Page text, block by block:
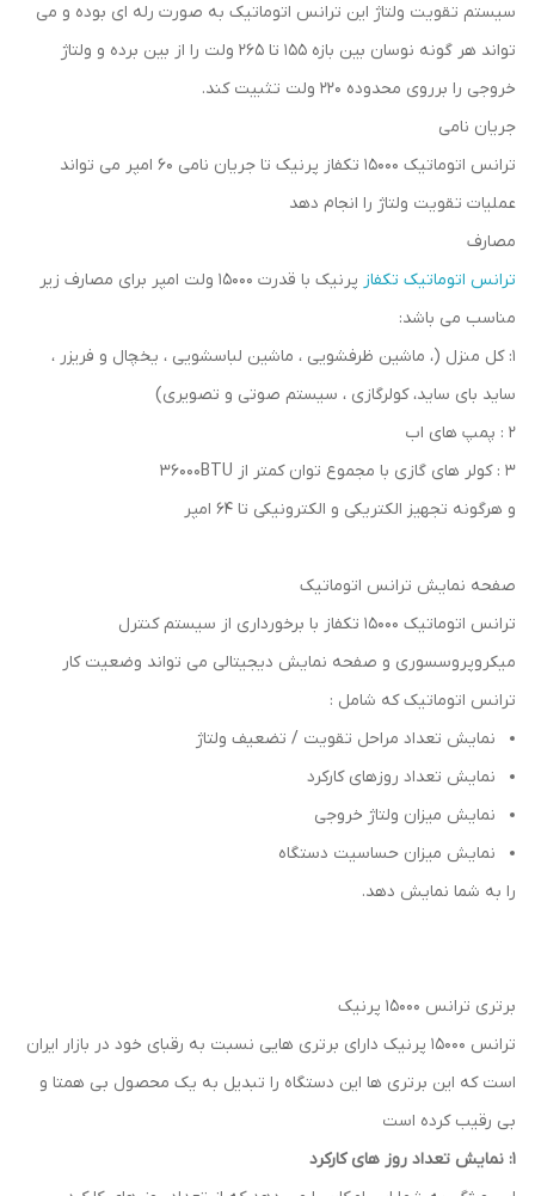
سیستم تقویت ولتاژ این ترانس اتوماتیک به صورت رله ای بوده و می
تواند هر گونه نوسان بین بازه 155 تا 265 ولت را از بین برده و ولتاژ
خروجی را برروی محدوده 220 ولت تثبیت کند.
جریان نامی
ترانس اتوماتیک 15000 تکفاز پرنیک تا جریان نامی 60 امپر می تواند
عملیات تقویت ولتاژ را انجام دهد
مصارف
ترانس اتوماتیک تکفاز
پرنیک با قدرت 15000 ولت امپر برای مصارف زیر
مناسب می باشد:
1: کل منزل (، ماشین ظرفشویی ، ماشین لباسشویی ، یخچال و فریزر ،
ساید بای ساید، کولرگازی ، سیستم صوتی و تصویری)
2 : پمپ های اب
3 : کولر های گازی با مجموع توان کمتر از 36000BTU
و هرگونه تجهیز الکتریکی و الکترونیکی تا 64 امپر
صفحه نمایش ترانس اتوماتیک
ترانس اتوماتیک 15000 تکفاز با برخورداری از سیستم کنترل
میکروپروسسوری و صفحه نمایش دیجیتالی می تواند وضعیت کار
ترانس اتوماتیک که شامل :
نمایش تعداد مراحل تقویت / تضعیف ولتاژ
نمایش تعداد روزهای کارکرد
نمایش میزان ولتاژ خروجی
نمایش میزان حساسیت دستگاه
را به شما نمایش دهد.
برتری ترانس 15000 پرنیک
ترانس 15000 پرنیک دارای برتری هایی نسبت به رقبای خود در بازار ایران
است که این برتری ها این دستگاه را تبدیل به یک محصول بی همتا و
بی رقیب کرده است
1: نمایش تعداد روز های کارکرد